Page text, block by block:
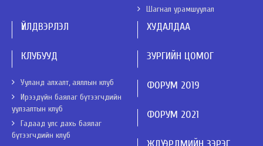
Шагнал урамшуулал
ҮЙЛДВЭРЛЭЛ ХУДАЛДАА
КЛУБУУД
Ууланд алхалт, аяллын клуб
Ирээдүйн баялаг бүтээгчдийн
уулзалтын клуб
Гадаад улс дахь баялаг
бүтээгчдийн клуб
ЗУРГИЙН ЦОМОГ
ФОРУМ 2019
ФОРУМ 2021